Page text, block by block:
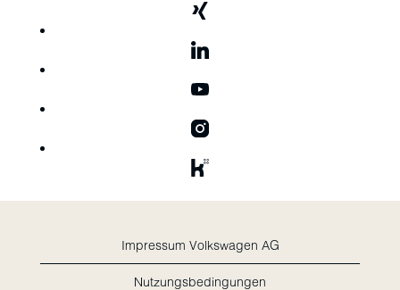
Impressum Volkswagen AG
Nutzungsbedingungen